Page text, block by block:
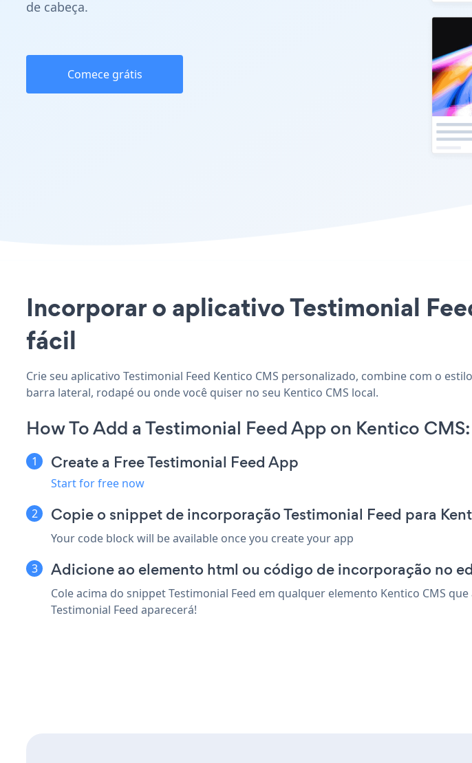
de cabeça.
Comece grátis
Incorporar o aplicativo Testimonial
fácil
Crie seu aplicativo Testimonial Feed Kentico CMS personalizado, combine com o
barra lateral, rodapé ou onde você quiser no seu Kentico CMS local.
How To Add a Testimonial Feed App on Kentico CMS:
Create a Free Testimonial Feed App
Start for free now
Copie o snippet de incorporação Testimonial Feed para
Your code block will be available once you create your app
Adicione ao elemento html ou código de incorporação no
Cole acima do snippet Testimonial Feed em qualquer elemento Kentico CMS
Testimonial Feed aparecerá!